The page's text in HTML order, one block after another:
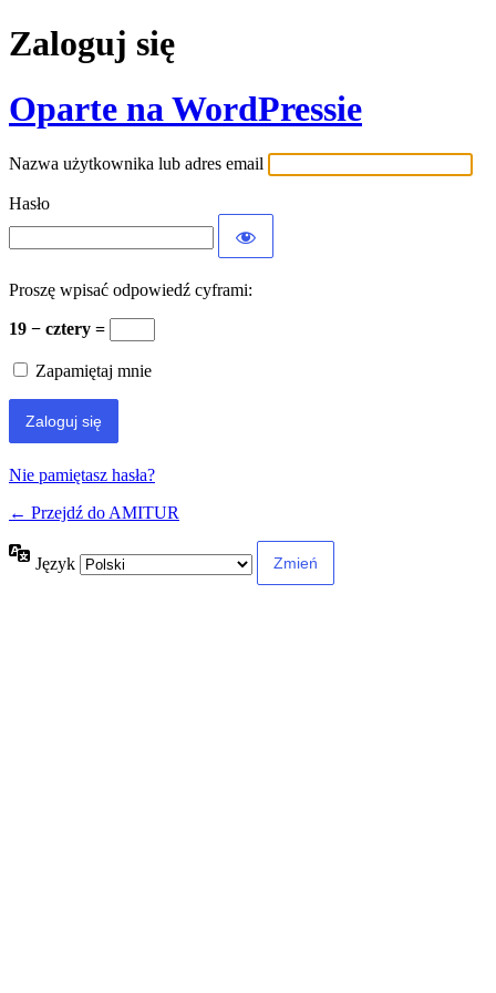
Zaloguj się
Oparte na WordPressie
Nazwa użytkownika lub adres email
Hasło
Proszę wpisać odpowiedź cyframi:
19 − cztery =
Zapamiętaj mnie
Nie pamiętasz hasła?
← Przejdź do AMITUR
Język